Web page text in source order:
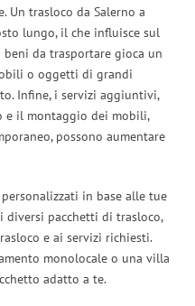
Un trasloco da Salerno a
lungo, il che influisce sul
da trasportare gioca un
o oggetti di grandi
Infine, i servizi aggiuntivi,
e il montaggio dei mobili,
possono aumentare
in base alle tue
diversi pacchetti di trasloco,
e ai servizi richiesti.
monolocale o una villa
adatto a te.